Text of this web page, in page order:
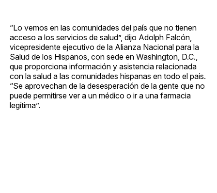
“Lo vemos en las comunidades del país que no tienen
acceso a los servicios de salud”, dijo Adolph Falcón,
vicepresidente ejecutivo de la Alianza Nacional para la
Salud de los Hispanos, con sede en Washington, D.C.,
que proporciona información y asistencia relacionada
con la salud a las comunidades hispanas en todo el país.
“Se aprovechan de la desesperación de la gente que no
puede permitirse ver a un médico o ir a una farmacia
legítima”.